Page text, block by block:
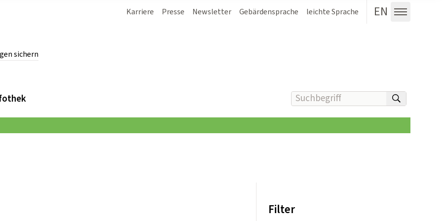
sichern
Karriere Presse Newsletter Gebärdensprache leichte Sprache EN
Menü
Suchbegriff(e) eingeben
Filter